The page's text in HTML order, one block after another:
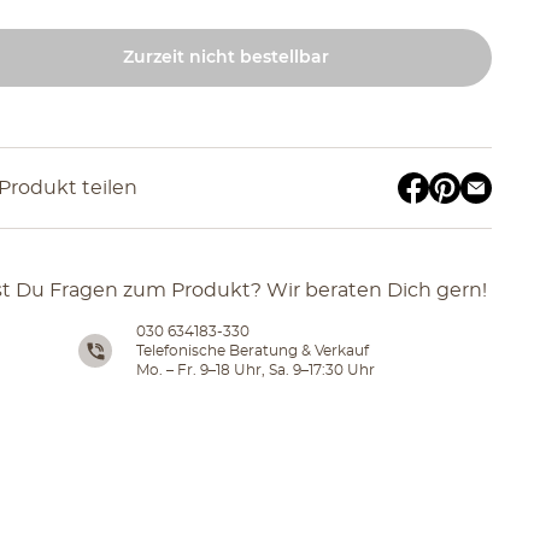
Zurzeit nicht bestellbar
teilen
Du Fragen zum Produkt? Wir beraten Dich gern!
030 634183-330
Telefonische Beratung & Verkauf
Mo. – Fr. 9–18 Uhr, Sa. 9–17:30 Uhr